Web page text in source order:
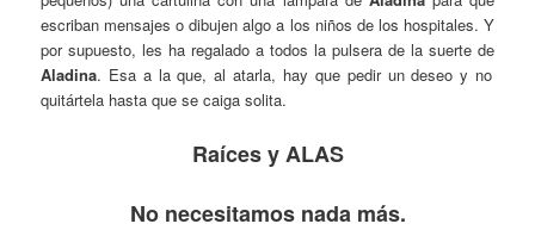
escriban mensajes o dibujen algo a los niños de los hospitales. Y
por supuesto, les ha regalado a todos la pulsera de la suerte de
Aladina. Esa a la que, al atarla, hay que pedir un deseo y no
quitártela hasta que se caiga solita.
Raíces y ALAS
No necesitamos nada más.